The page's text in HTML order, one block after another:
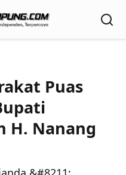
Puas
H. Nanang